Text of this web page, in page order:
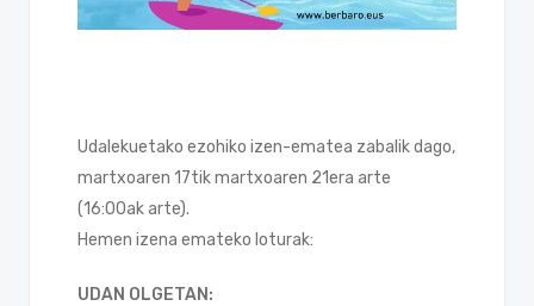
Udalekuetako ezohiko izen-ematea zabalik dago,
martxoaren 17tik martxoaren 21era arte
(16:00ak arte).
Hemen izena emateko loturak:
UDAN OLGETAN: